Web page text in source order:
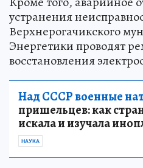
устранения
Верхнерогачикского
Энергетики проводят
восстановления
Над СССР военные
пришельцев: как
искала и изучала
НАУКА